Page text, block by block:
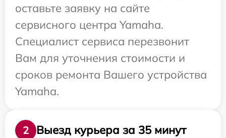
оставьте заявку на сайте
сервисного центра Yamaha.
Специалист сервиса перезвонит
Вам для уточнения стоимости и
сроков ремонта Вашего устройства
Yamaha.
2
Выезд курьера за 35 минут